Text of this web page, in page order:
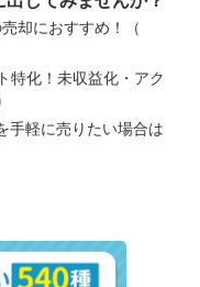
却におすすめ！（
特化！未収益化・アク
手軽に売りたい場合は